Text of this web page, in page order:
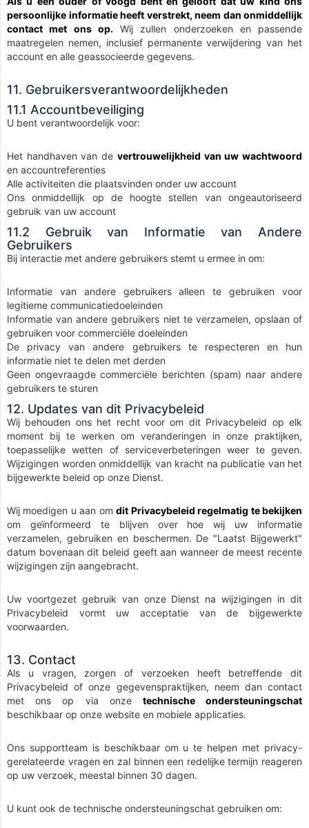
persoonlijke informatie heeft verstrekt, neem dan onmiddellijk
contact met ons op.Wij zullen onderzoeken en passende
maatregelen nemen, inclusief permanente verwijdering van het
account en alle geassocieerde gegevens.
11. Gebruikersverantwoordelijkheden
11.1 Accountbeveiliging
U bent verantwoordelijk voor:
Het handhaven van de vertrouwelijkheid van uw wachtwoord
en accountreferenties
Alle activiteiten die plaatsvinden onder uw account
Ons onmiddellijk op de hoogte stellen van ongeautoriseerd
gebruik van uw account
11.2 Gebruik van Informatie van Andere
Gebruikers
Bij interactie met andere gebruikers stemt u ermee in om:
Informatie van andere gebruikers alleen te gebruiken voor
legitieme communicatiedoeleinden
Informatie van andere gebruikers niet te verzamelen, opslaan of
gebruiken voor commerciële doeleinden
De privacy van andere gebruikers te respecteren en hun
informatie niet te delen met derden
Geen ongevraagde commerciële berichten (spam) naar andere
gebruikers te sturen
12. Updates van dit Privacybeleid
Wij behouden ons het recht voor om dit Privacybeleid op elk
moment bij te werken om veranderingen in onze praktijken,
toepasselijke wetten of serviceverbeteringen weer te geven.
Wijzigingen worden onmiddellijk van kracht na publicatie van het
bijgewerkte beleid op onze Dienst.
Wij moedigen u aan omdit Privacybeleid regelmatig te bekijken
om geïnformeerd te blijven over hoe wij uw informatie
verzamelen, gebruiken en beschermen. De "Laatst Bijgewerkt"
datum bovenaan dit beleid geeft aan wanneer de meest recente
wijzigingen zijn aangebracht.
Uw voortgezet gebruik van onze Dienst na wijzigingen in dit
Privacybeleid vormt uw acceptatie van de bijgewerkte
voorwaarden.
13. Contact
Als u vragen, zorgen of verzoeken heeft betreffende dit
Privacybeleid of onze gegevenspraktijken, neem dan contact
met ons op via onze technische ondersteuningschat
beschikbaar op onze website en mobiele applicaties.
Ons supportteam is beschikbaar om u te helpen met privacy-
gerelateerde vragen en zal binnen een redelijke termijn reageren
op uw verzoek, meestal binnen 30 dagen.
U kunt ook de technische ondersteuningschat gebruiken om: